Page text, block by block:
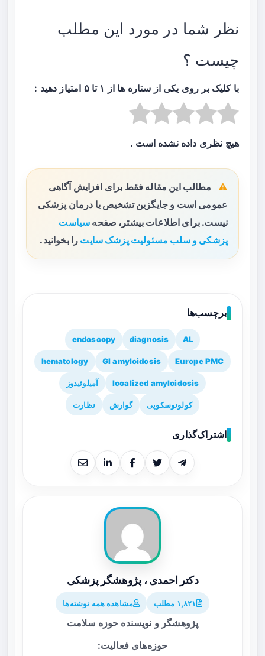
نظر شما در مورد این مطلب
چیست ؟
با کلیک بر روی یکی از ستاره ها از ۱ تا ۵ امتیاز دهید :
هیچ نظری داده نشده است .
مطالب این مقاله فقط برای افزایش آگاهی
عمومی است و جایگزین تشخیص یا درمان پزشکی
نیست. برای اطلاعات بیشتر، صفحه سیاست
پزشکی و سلب مسئولیت پزشک سایت را بخوانید.
برچسب‌ها
AL
diagnosis
endoscopy
Europe PMC
GI amyloidosis
hematology
localized amyloidosis آمیلوئیدوز
کولونوسکوپی گوارش نظارت
اشتراک‌گذاری
دکتر احمدی ، پژوهشگر پزشکی
۱,۸۲۱ مطلب مشاهده همه نوشته‌ها
پژوهشگر و نویسنده حوزه سلامت
حوزه‌های فعالیت: